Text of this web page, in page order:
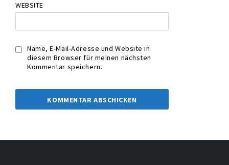
WEBSITE
Name, E-Mail-Adresse und Website in
diesem Browser für meinen nächsten
Kommentar speichern.